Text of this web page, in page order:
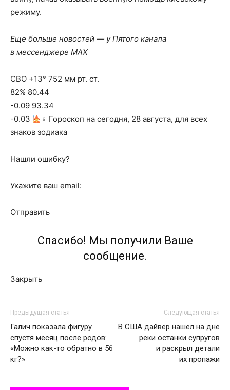
режиму.
Еще больше новостей — у Пятого канала
в мессенджере MAX
СВО +13° 752 мм рт. ст.
82% 80.44
-0.09 93.34
-0.03
‍♀ Гороскоп на сегодня, 28 августа, для всех
знаков зодиака
Нашли ошибку?
Укажите ваш email:
Отправить
Спасибо! Мы получили Ваше
сообщение.
Закрыть
Предыдущая статья
Галич показала фигуру
спустя месяц после родов:
«Можно как-то обратно в 56
кг?»
Следующая статья
В США дайвер нашел на дне
реки останки супругов
и раскрыл детали
их пропажи